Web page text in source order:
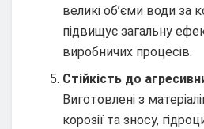
великі об’єми води за
підвищує загальну
виробничих процесів.
Стійкість до
Виготовлені з
корозії та зносу,